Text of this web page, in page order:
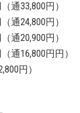
通33,800円）
通24,800円）
通20,900円）
通16,800円円）
円）